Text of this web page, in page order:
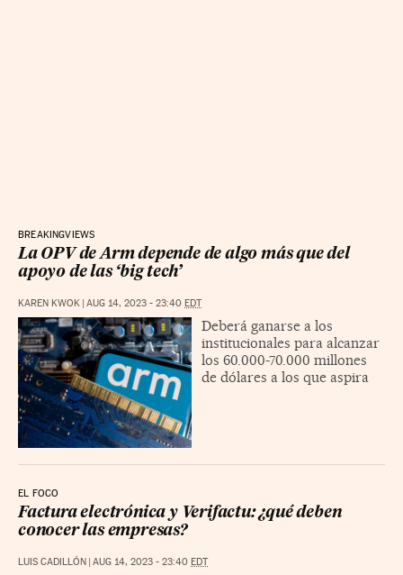
BREAKINGVIEWS
La OPV de Arm depende de algo más que del
apoyo de las ‘big tech’
KAREN KWOK AUG 14, 2023 - 23:40 EDT
Deberá ganarse a los
institucionales para alcanzar
los 60.000-70.000 millones
de dólares a los que aspira
EL FOCO
Factura electrónica y Verifactu: ¿qué deben
conocer las empresas?
LUIS CADILLÓN AUG 14, 2023 - 23:40 EDT